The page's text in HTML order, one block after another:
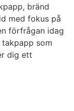
bränd
med fokus på
förfrågan idag
som
dig ett